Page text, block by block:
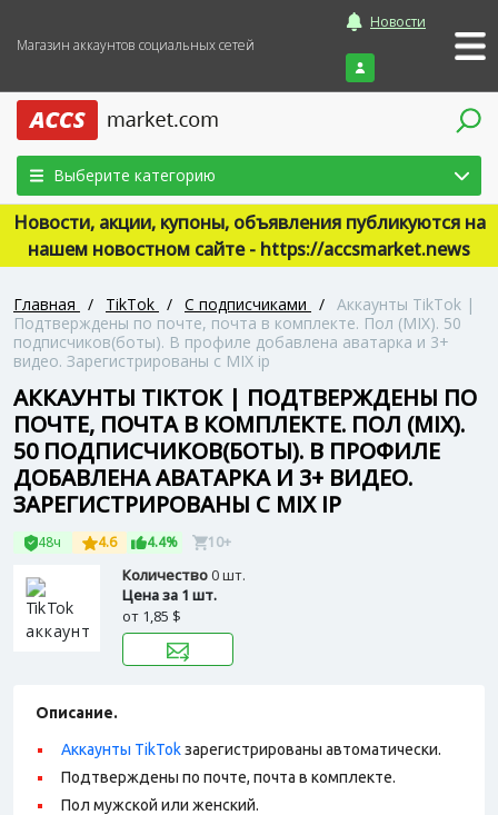
Магазин аккаунтов социальных сетей
Новости
Войти
Выберите категорию
Новости, акции, купоны, объявления публикуются на
нашем новостном сайте - https://accsmarket.news
Главная / TikTok / С подписчиками / Аккаунты TikTok |
Подтверждены по почте, почта в комплекте. Пол (MIX). 50
подписчиков(боты). В профиле добавлена аватарка и 3+
видео. Зарегистрированы с MIX ip
АККАУНТЫ TIKTOK | ПОДТВЕРЖДЕНЫ ПО
ПОЧТЕ, ПОЧТА В КОМПЛЕКТЕ. ПОЛ (MIX).
50 ПОДПИСЧИКОВ(БОТЫ). В ПРОФИЛЕ
ДОБАВЛЕНА АВАТАРКА И 3+ ВИДЕО.
ЗАРЕГИСТРИРОВАНЫ С MIX IP
48ч 4.6 4.4% 10+
Количество0 шт.
Цена за 1 шт.
от 1,85 $
Описание.
Аккаунты TikTokзарегистрированы автоматически.
Подтверждены по почте, почта в комплекте.
Пол мужской или женский.